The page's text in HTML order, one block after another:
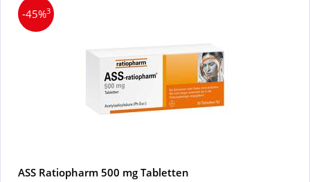
-45%3
ASS Ratiopharm 500 mg Tabletten